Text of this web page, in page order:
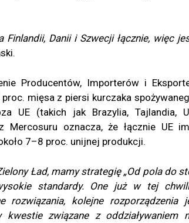
Danii i Szwecji łącznie, więc
Producentów, Importerów i
mięsa z piersi kurczaka
UE (takich jak Brazylia, Tajlandia,
Mercosuru oznacza, że łącznie UE
7–8 proc. unijnej produkcji.
Ład, mamy strategię „Od pola do
standardy. One już w tej
rozwiązania, kolejne rozporządzenia
kwestie związane z oddziaływaniem